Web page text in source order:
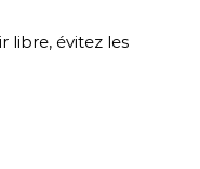
libre, évitez les